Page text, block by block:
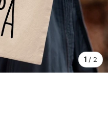
1 / de
2